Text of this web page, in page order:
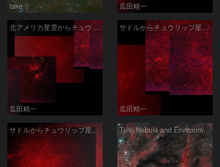
take 瓜田精一
北アメリカ星雲からチュウリップ星雲パノラマ300mm
瓜田精一
サドルからチュウリップ星雲パノラマ300mm
瓜田精一
サドルからチュウリップ星雲パノラマ Tulip Nebula and Environment